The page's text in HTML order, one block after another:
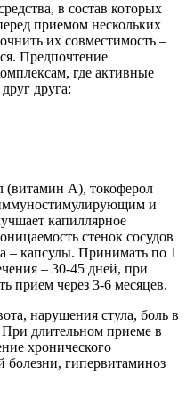
в состав которых
приемом нескольких
их совместимость –
Предпочтение
где активные
друга:
(витамин А), токоферол
и
капиллярное
стенок сосудов
– капсулы. Принимать по 1
– 30-45 дней, при
прием через 3-6 месяцев.
нарушения стула, боль в
При длительном приеме в
хронического
болезни, гипервитаминоз